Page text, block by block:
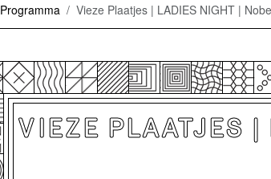
Programma Vieze Plaatjes | LADIES NIGHT |
VIEZE PLAATJES